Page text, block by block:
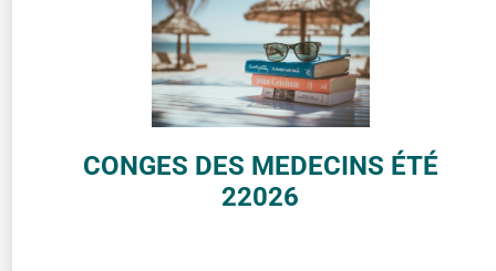
CONGES DES MEDECINS ÉTÉ
22026